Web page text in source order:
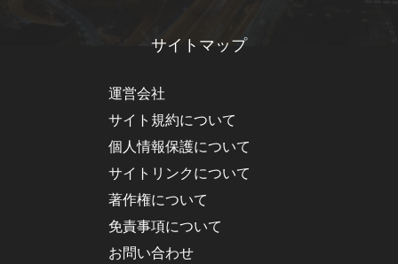
サイトマップ
運営会社
サイト規約について
個人情報保護について
サイトリンクについて
著作権について
免責事項について
お問い合わせ